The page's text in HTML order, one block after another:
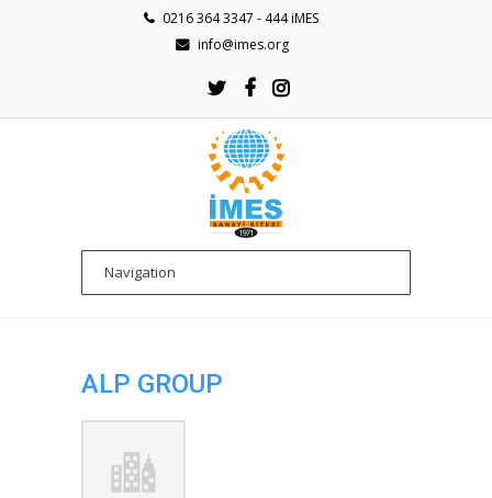
0216 364 3347 - 444 iMES
info@imes.org
ALP GROUP